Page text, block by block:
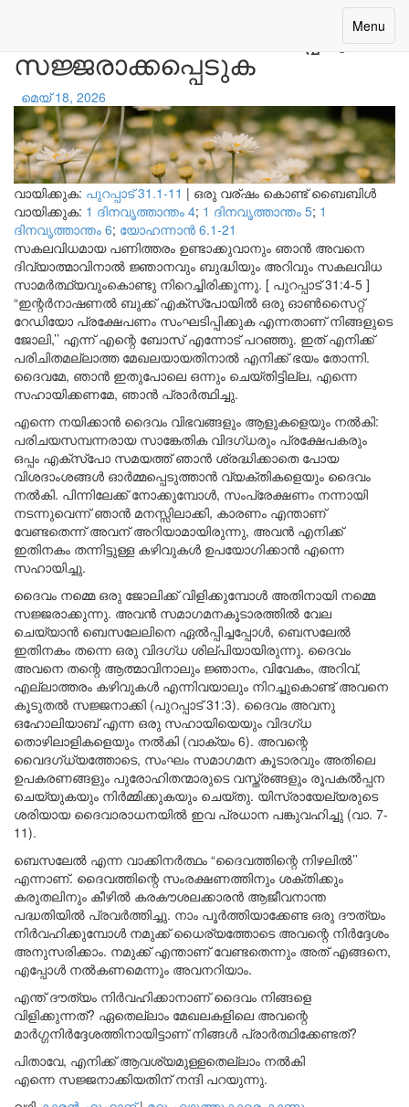
Toggle
Menu
ദൈവത്താൽ വിളിക്കപ്പെട്ടു
സജ്ജരാക്കപ്പെടുക
മെയ് 18, 2026
വായിക്കുക: പുറപ്പാട് 31.1-11 | ഒരു വര്ഷം കൊണ്ട് ബൈബിൾ
വായിക്കുക: 1 ദിനവൃത്താന്തം 4; 1 ദിനവൃത്താന്തം 5; 1
ദിനവൃത്താന്തം 6; യോഹന്നാന്‍ 6.1-21
സകലവിധമായ പണിത്തരം ഉണ്ടാക്കുവാനും ഞാൻ അവനെ
ദിവ്യാത്മാവിനാൽ ജ്ഞാനവും ബുദ്ധിയും അറിവും സകലവിധ
സാമർത്ഥ്യവുംകൊണ്ടു നിറെച്ചിരിക്കുന്നു. [ പുറപ്പാട് 31:4-5 ]
“ഇന്റർനാഷണൽ ബുക്ക് എക്സ്പോയിൽ ഒരു ഓൺസൈറ്റ്
റേഡിയോ പ്രക്ഷേപണം സംഘടിപ്പിക്കുക എന്നതാണ് നിങ്ങളുടെ
ജോലി,’’ എന്ന് എന്റെ ബോസ് എന്നോട് പറഞ്ഞു. ഇത് എനിക്ക്
പരിചിതമല്ലാത്ത മേഖലയായതിനാൽ എനിക്ക് ഭയം തോന്നി.
ദൈവമേ, ഞാൻ ഇതുപോലെ ഒന്നും ചെയ്തിട്ടില്ല, എന്നെ
സഹായിക്കണമേ, ഞാൻ പ്രാർത്ഥിച്ചു.
എന്നെ നയിക്കാൻ ദൈവം വിഭവങ്ങളും ആളുകളെയും നൽകി:
പരിചയസമ്പന്നരായ സാങ്കേതിക വിദഗ്ധരും പ്രക്ഷേപകരും
ഒപ്പം എക്സ്പോ സമയത്ത് ഞാൻ ശ്രദ്ധിക്കാതെ പോയ
വിശദാംശങ്ങൾ ഓർമ്മപ്പെടുത്താൻ വ്യക്തികളെയും ദൈവം
നൽകി. പിന്നിലേക്ക് നോക്കുമ്പോൾ, സംപ്രേക്ഷണം നന്നായി
നടന്നുവെന്ന് ഞാൻ മനസ്സിലാക്കി, കാരണം എന്താണ്
വേണ്ടതെന്ന് അവന് അറിയാമായിരുന്നു, അവൻ എനിക്ക്
ഇതിനകം തന്നിട്ടുള്ള കഴിവുകൾ ഉപയോഗിക്കാൻ എന്നെ
സഹായിച്ചു.
ദൈവം നമ്മെ ഒരു ജോലിക്ക് വിളിക്കുമ്പോൾ അതിനായി നമ്മെ
സജ്ജരാക്കുന്നു. അവൻ സമാഗമനകൂടാരത്തിൽ വേല
ചെയ്യാൻ ബെസലേലിനെ ഏൽപ്പിച്ചപ്പോൾ, ബെസലേൽ
ഇതിനകം തന്നെ ഒരു വിദഗ്ധ ശില്പിയായിരുന്നു. ദൈവം
അവനെ തന്റെ ആത്മാവിനാലും ജ്ഞാനം, വിവേകം, അറിവ്,
എല്ലാത്തരം കഴിവുകൾ എന്നിവയാലും നിറച്ചുകൊണ്ട് അവനെ
കൂടുതൽ സജ്ജനാക്കി (പുറപ്പാട് 31:3). ദൈവം അവനു
ഒഹോലിയാബ് എന്ന ഒരു സഹായിയെയും വിദഗ്ധ
തൊഴിലാളികളെയും നൽകി (വാക്യം 6). അവന്റെ
വൈദഗ്ധ്യത്തോടെ, സംഘം സമാഗമന കൂടാരവും അതിലെ
ഉപകരണങ്ങളും പുരോഹിതന്മാരുടെ വസ്ത്രങ്ങളും രൂപകൽപ്പന
ചെയ്യുകയും നിർമ്മിക്കുകയും ചെയ്തു. യിസ്രായേല്യരുടെ
ശരിയായ ദൈവാരാധനയിൽ ഇവ പ്രധാന പങ്കുവഹിച്ചു (വാ. 7-
11).
ബെസലേൽ എന്ന വാക്കിനർത്ഥം “ദൈവത്തിന്റെ നിഴലിൽ’’
എന്നാണ്. ദൈവത്തിന്റെ സംരക്ഷണത്തിനും ശക്തിക്കും
കരുതലിനും കീഴിൽ കരകൗശലക്കാരൻ ആജീവനാന്ത
പദ്ധതിയിൽ പ്രവർത്തിച്ചു. നാം പൂർത്തിയാക്കേണ്ട ഒരു ദൗത്യം
നിർവഹിക്കുമ്പോൾ നമുക്ക് ധൈര്യത്തോടെ അവന്റെ നിർദ്ദേശം
അനുസരിക്കാം. നമുക്ക് എന്താണ് വേണ്ടതെന്നും അത് എങ്ങനെ,
എപ്പോൾ നൽകണമെന്നും അവനറിയാം.
എന്ത് ദൗത്യം നിർവഹിക്കാനാണ് ദൈവം നിങ്ങളെ
വിളിക്കുന്നത്? ഏതെല്ലാം മേഖലകളിലെ അവന്റെ
മാർഗ്ഗനിർദ്ദേശത്തിനായിട്ടാണ് നിങ്ങൾ പ്രാർത്ഥിക്കേണ്ടത്?
പിതാവേ, എനിക്ക് ആവശ്യമുള്ളതെല്ലാം നൽകി
എന്നെ സജ്ജനാക്കിയതിന് നന്ദി പറയുന്നു.